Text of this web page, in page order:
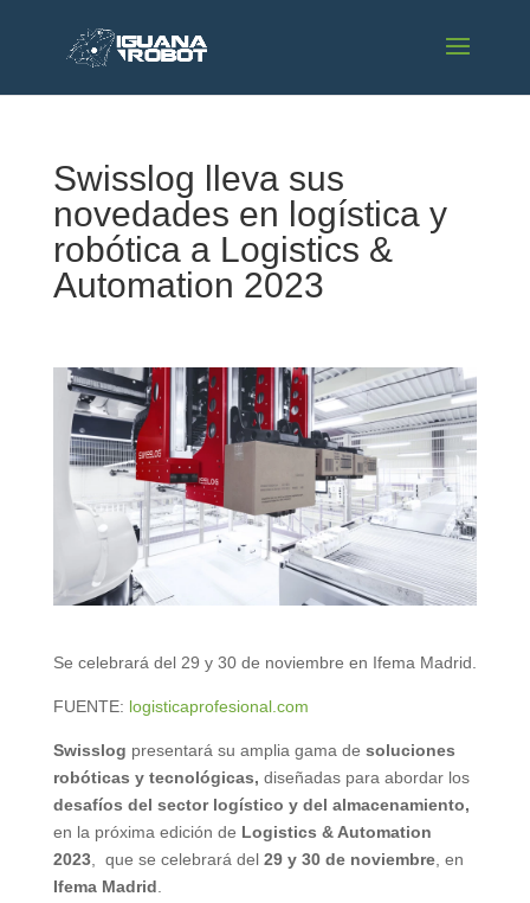
Swisslog lleva sus
novedades en logística y
robótica a Logistics &
Automation 2023
Se celebrará del 29 y 30 de noviembre en Ifema Madrid.
FUENTE: logisticaprofesional.com
Swisslog presentará su amplia gama de soluciones
robóticas y tecnológicas, diseñadas para abordar los
desafíos del sector logístico y del almacenamiento,
en la próxima edición de Logistics & Automation
2023, que se celebrará del 29 y 30 de noviembre, en
Ifema Madrid.